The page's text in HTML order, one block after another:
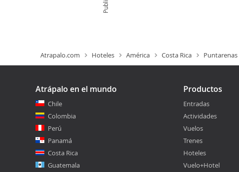
Atrapalo.com Hoteles América Costa Rica Puntarenas
Atrápalo en el mundo
Chile
Colombia
Perú
Panamá
Costa Rica
Guatemala
Productos
Entradas
Actividades
Vuelos
Trenes
Hoteles
Vuelo+Hotel